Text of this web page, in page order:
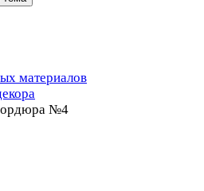
материалов
№4